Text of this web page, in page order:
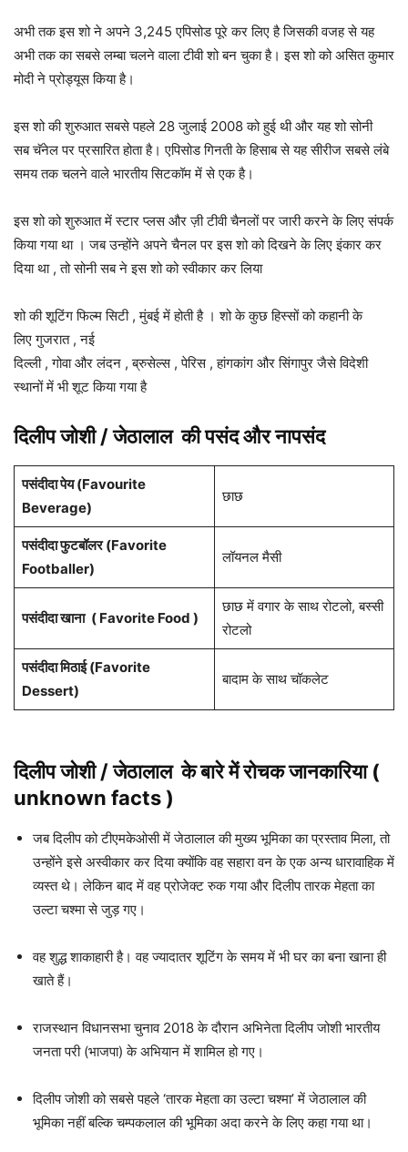
अभी तक इस शो ने अपने 3,245 एपिसोड पूरे कर लिए है जिसकी वजह से यह
अभी तक का सबसे लम्बा चलने वाला टीवी शो बन चुका है। इस शो को असित कुमार
मोदी ने प्रोड्यूस किया है।
इस शो की शुरुआत सबसे पहले 28 जुलाई 2008 को हुई थी और यह शो सोनी
सब चॅनेल पर प्रसारित होता है। एपिसोड गिनती के हिसाब से यह सीरीज सबसे लंबे
समय तक चलने वाले भारतीय सिटकॉम में से एक है।
इस शो को शुरुआत में स्टार प्लस और ज़ी टीवी चैनलों पर जारी करने के लिए संपर्क
किया गया था । जब उन्होंने अपने चैनल पर इस शो को दिखने के लिए इंकार कर
दिया था , तो सोनी सब ने इस शो को स्वीकार कर लिया
शो की शूटिंग फिल्म सिटी , मुंबई में होती है । शो के कुछ हिस्सों को कहानी के
लिए गुजरात , नई
दिल्ली , गोवा और लंदन , ब्रुसेल्स , पेरिस , हांगकांग और सिंगापुर जैसे विदेशी
स्थानों में भी शूट किया गया है
दिलीप जोशी / जेठालालकी पसंद और नापसंद
पसंदीदा पेय (Favourite
Beverage)
छाछ
पसंदीदा फुटबॉलर (Favorite
Footballer)
लॉयनल मैसी
पसंदीदा खाना ( Favorite Food )
छाछ में वगार के साथ रोटलो, बस्सी
रोटलो
पसंदीदा मिठाई (Favorite
Dessert)
बादाम के साथ चॉकलेट
दिलीप जोशी / जेठालाल के बारे में रोचक जानकारिया (
unknown facts )
जब दिलीप को टीएमकेओसी में जेठालाल की मुख्य भूमिका का प्रस्ताव मिला, तो
उन्होंने इसे अस्वीकार कर दिया क्योंकि वह सहारा वन के एक अन्य धारावाहिक में
व्यस्त थे। लेकिन बाद में वह प्रोजेक्ट रुक गया और दिलीप तारक मेहता का
उल्टा चश्मा से जुड़ गए।
वह शुद्ध शाकाहारी है। वह ज्यादातर शूटिंग के समय में भी घर का बना खाना ही
खाते हैं।
राजस्थान विधानसभा चुनाव 2018 के दौरान अभिनेता दिलीप जोशी भारतीय
जनता परी (भाजपा) के अभियान में शामिल हो गए।
दिलीप जोशी को सबसे पहले ‘तारक मेहता का उल्टा चश्मा’ में जेठालाल की
भूमिका नहीं बल्कि चम्पकलाल की भूमिका अदा करने के लिए कहा गया था।